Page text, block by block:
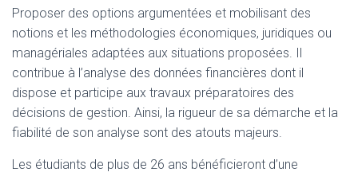
Proposer des options argumentées et mobilisant des
notions et les méthodologies économiques, juridiques ou
managériales adaptées aux situations proposées. Il
contribue à l’analyse des données financières dont il
dispose et participe aux travaux préparatoires des
décisions de gestion. Ainsi, la rigueur de sa démarche et la
fiabilité de son analyse sont des atouts majeurs.
Les étudiants de plus de 26 ans bénéficieront d’une